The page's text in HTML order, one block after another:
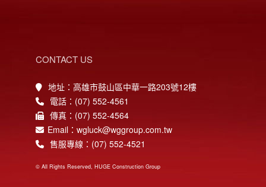
CONTACT US
地址：高雄市鼓山區中華一路203號12樓
電話：(07) 552-4561
傳真：(07) 552-4564
Email：wgluck@wggroup.com.tw
售服專線：(07) 552-4521
© All Rights Reserved, HUGE Construction Group